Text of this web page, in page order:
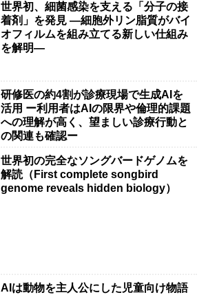
世界初、細菌感染を支える「分子の接
着剤」を発見 ―細胞外リン脂質がバイ
オフィルムを組み立てる新しい仕組み
を解明―
研修医の約4割が診療現場で生成AIを
活用 ー利用者はAIの限界や倫理的課題
への理解が高く、望ましい診療行動と
の関連も確認ー
世界初の完全なソングバードゲノムを
解読（First complete songbird
genome reveals hidden biology）
AIは動物を主人公にした児童向け物語